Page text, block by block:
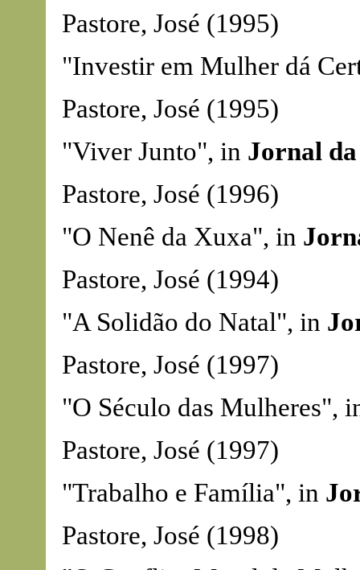
Pastore, José (1995)
"Investir em Mulher dá
Pastore, José (1995)
"Viver Junto", in Jornal
Pastore, José (1996)
"O Nenê da Xuxa", in
Pastore, José (1994)
"A Solidão do Natal", in
Pastore, José (1997)
"O Século das Mulheres",
Pastore, José (1997)
"Trabalho e Família", in
Pastore, José (1998)